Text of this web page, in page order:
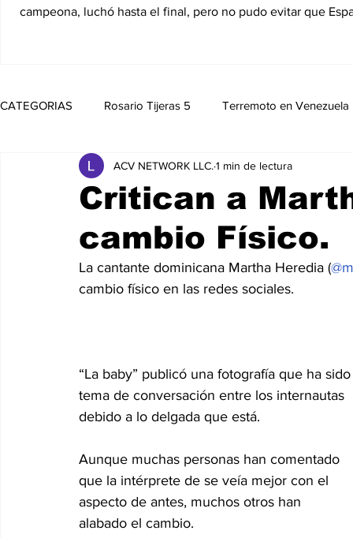
campeona, luchó hasta el final, pero no pudo evitar que
CATEGORIAS Rosario Tijeras 5 Terremoto en Venezuela
Trump Regresa a La Casa Blanca Opinión
Entretenimiento MedioAmbiente
Internacionales Super Bowl 2026 Copa Mundial
Critican a
cambio Físico.
ACV NETWORK LLC. 1 min de lectura
La cantante dominicana Martha Heredia (
cambio físico en las redes sociales.
“La baby” publicó una fotografía que ha
tema de conversación entre los internautas
debido a lo delgada que está.
Aunque muchas personas han comentado
que la intérprete de se veía mejor con el
aspecto de antes, muchos otros han
alabado el cambio.